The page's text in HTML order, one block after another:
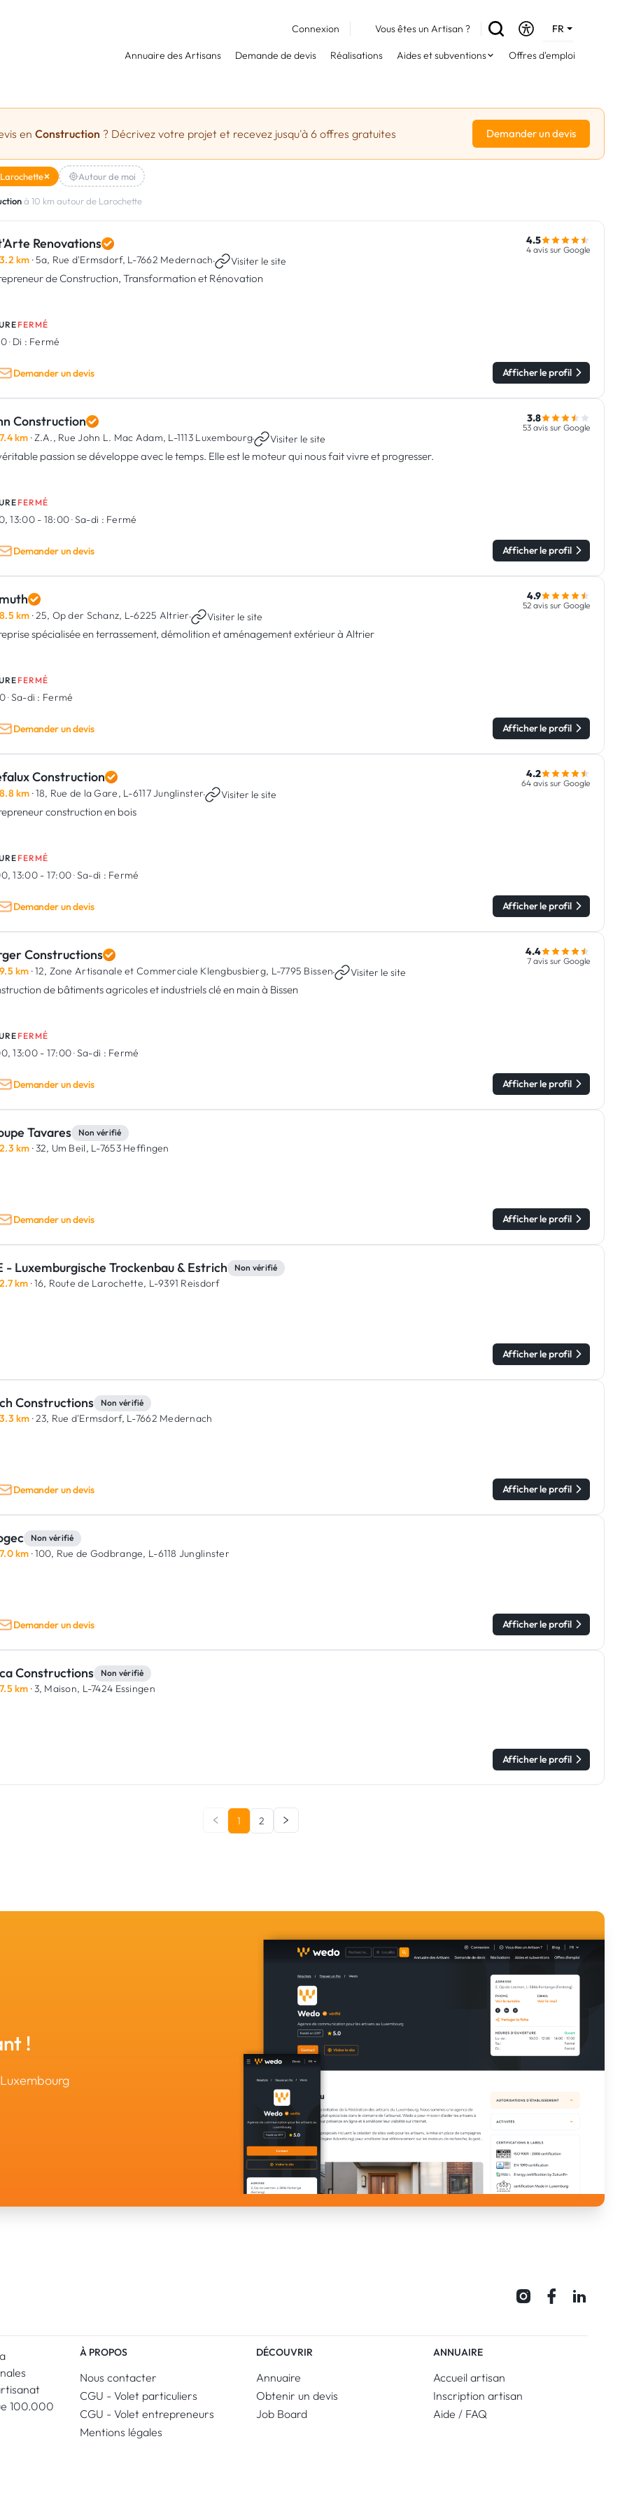
Connexion Vous êtes un Artisan ?
FR
Annuaire des Artisans Demande de devis Réalisations Aides et subventions Offres d'emploi
en Construction ? Décrivez votre projet et recevez jusqu'à 6 offres gratuites Demander un devis
Larochette Autour de moi
à 10 km autour de Larochette
Renovations
3.2 km · 5a, Rue d'Ermsdorf, L-7662 Medernach· Visiter le site
de Construction, Transformation et Rénovation
4.5
4 avis sur Google
FERMÉ
· Di : Fermé
Demander un devis Afficher le profil
Construction
7.4 km · Z.A., Rue John L. Mac Adam, L-1113 Luxembourg· Visiter le site
passion se développe avec le temps. Elle est le moteur qui nous fait vivre et progresser.
3.8
53 avis sur Google
FERMÉ
13:00 - 18:00·Sa-di : Fermé
Demander un devis Afficher le profil
8.5 km · 25, Op der Schanz, L-6225 Altrier· Visiter le site
spécialisée en terrassement, démolition et aménagement extérieur à Altrier
4.9
52 avis sur Google
FERMÉ
·Sa-di : Fermé
Demander un devis Afficher le profil
Construction
8.8 km · 18, Rue de la Gare, L-6117 Junglinster· Visiter le site
construction en bois
4.2
64 avis sur Google
FERMÉ
13:00 - 17:00·Sa-di : Fermé
Demander un devis Afficher le profil
Constructions
9.5 km · 12, Zone Artisanale et Commerciale Klengbusbierg, L-7795 Bissen· Visiter le site
de bâtiments agricoles et industriels clé en main à Bissen
4.4
7 avis sur Google
FERMÉ
13:00 - 17:00·Sa-di : Fermé
Demander un devis Afficher le profil
Tavares Non vérifié
2.3 km · 32, Um Beil, L-7653 Heffingen
Demander un devis Afficher le profil
- Luxemburgische Trockenbau & Estrich Non vérifié
2.7 km · 16, Route de Larochette, L-9391 Reisdorf
Afficher le profil
Constructions Non vérifié
3.3 km · 23, Rue d'Ermsdorf, L-7662 Medernach
Demander un devis Afficher le profil
Non vérifié
7.0 km · 100, Rue de Godbrange, L-6118 Junglinster
Demander un devis Afficher le profil
Constructions Non vérifié
7.5 km · 3, Maison, L-7424 Essingen
Afficher le profil
1 2
!
100.000
À PROPOS
Nous contacter
CGU - Volet particuliers
CGU - Volet entrepreneurs
Mentions légales
DÉCOUVRIR
Annuaire
Obtenir un devis
Job Board
ANNUAIRE
Accueil artisan
Inscription artisan
Aide / FAQ